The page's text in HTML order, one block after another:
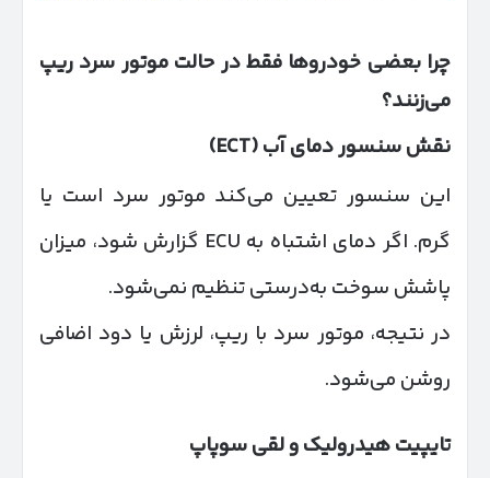
چرا بعضی خودروها فقط در حالت موتور سرد ریپ
می‌زنند؟
نقش سنسور دمای آب(ECT)
این سنسور تعیین می‌کند موتور سرد است یا
گرم. اگر دمای اشتباه به ECU گزارش شود، میزان
پاشش سوخت به‌درستی تنظیم نمی‌شود.
در نتیجه، موتور سرد با ریپ، لرزش یا دود اضافی
روشن می‌شود.
تایپیت هیدرولیک و لقی سوپاپ